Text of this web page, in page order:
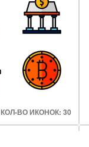
КОЛ-ВО ИКОНОК: 50
КОЛ-ВО ИКОНОК: 30